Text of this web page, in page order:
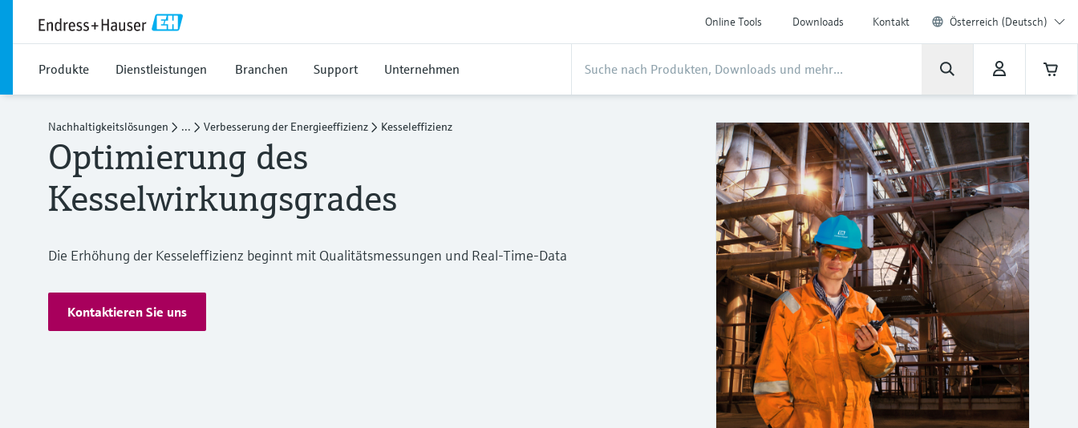
Online Tools Downloads Kontakt Österreich (Deutsch)
Produkte Dienstleistungen Branchen Support Unternehmen
Nachhaltigkeitslösungen ... Verbesserung der Energieeffizienz Kesseleffizienz
Optimierung des
Kesselwirkungsgrades
Die Erhöhung der Kesseleffizienz beginnt mit Qualitätsmessungen und Real-Time-Data
Kontaktieren Sie uns